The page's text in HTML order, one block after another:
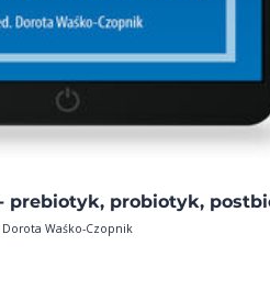
prebiotyk, probiotyk,
Dorota Waśko-Czopnik